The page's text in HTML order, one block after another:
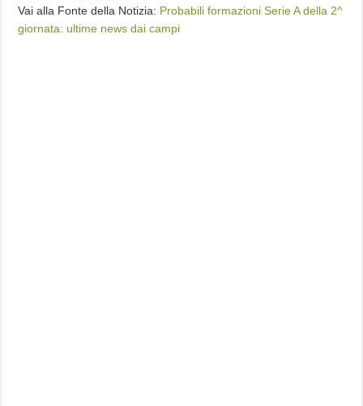
Vai alla Fonte della Notizia: Probabili formazioni Serie A della 2^
giornata: ultime news dai campi